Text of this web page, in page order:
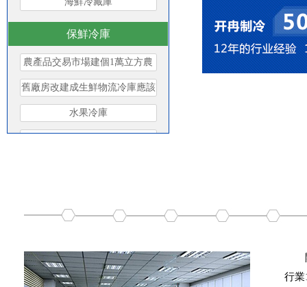
保鮮冷庫
農產品交易市場建個1萬立方農
產品冷庫要多少錢？
舊廠房改建成生鮮物流冷庫應該
如何來規劃設計？
水果冷庫
物流冷庫
行業